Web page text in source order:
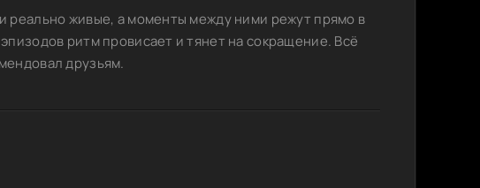
реально живые, а моменты между ними режут прямо в
ритм провисает и тянет на сокращение. Всё
друзьям.